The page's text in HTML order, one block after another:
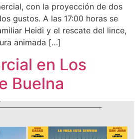
con la proyección de dos
gustos. A las 17:00 horas se
Heidi y el rescate del lince,
animada […]
en Los
Buelna